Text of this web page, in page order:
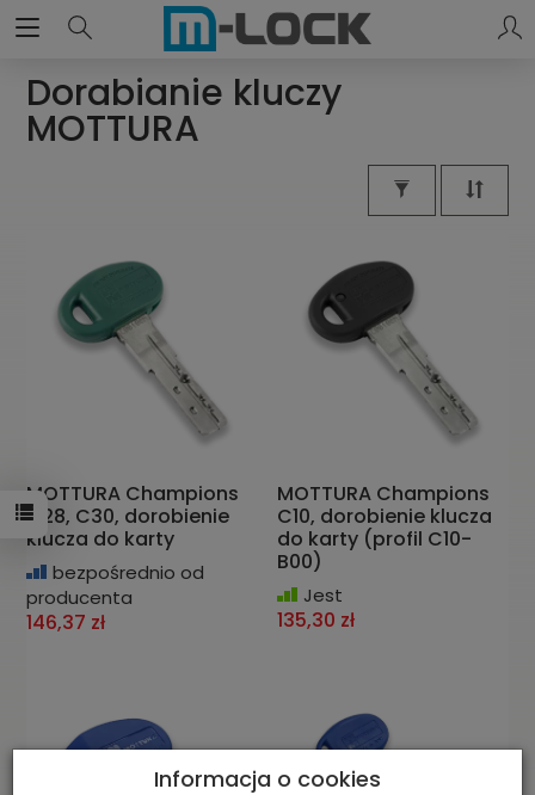
Dorabianie kluczy
MOTTURA
MOTTURA Champions
C28, C30, dorobienie
klucza do karty
bezpośrednio od
producenta
146,37 zł
MOTTURA Champions
C10, dorobienie klucza
do karty (profil C10-
B00)
Jest
135,30 zł
Informacja o cookies